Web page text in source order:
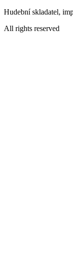
Přejít
obsahu
Hudební skladatel,
All rights reserved